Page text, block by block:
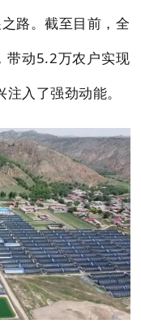
路。截至目前，全
带动5.2万农户实现
入了强劲动能。